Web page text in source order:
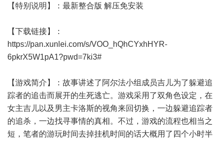
【特别说明】：最新整合版 解压免安装
【下载链接】：
https://pan.xunlei.com/s/VOO_hQhCYxhHYR-
6pkrX5W1pA1?pwd=7ki3#
【游戏简介】：故事讲述了阿尔法小组成员吉儿为了躲避追
踪者的追击而展开的生死逃亡。游戏采用了双角色设定，在
女主吉儿以及男主卡洛斯的视角来回切换，一边躲避追踪者
的追杀，一边找寻事情的真相。不过，游戏的流程也相当之
短，笔者的游玩时间去掉挂机时间的话大概用了四个小时半